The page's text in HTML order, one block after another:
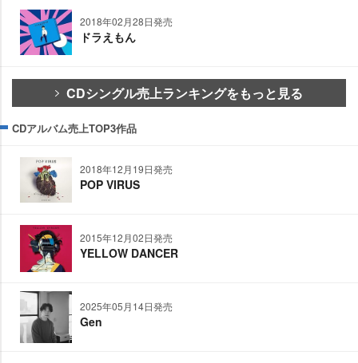
2018年02月28日発売
ドラえもん
CDシングル売上ランキングをもっと見る
CDアルバム売上TOP3作品
2018年12月19日発売
POP VIRUS
2015年12月02日発売
YELLOW DANCER
2025年05月14日発売
Gen